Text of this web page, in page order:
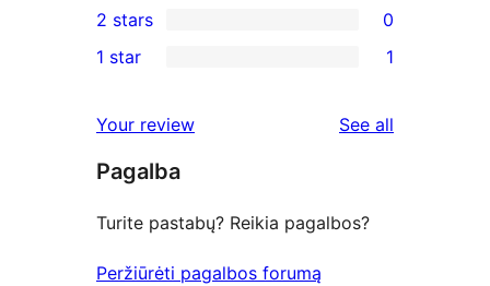
reviews
star
reviews
3-
star
2-
reviews
2 stars 0
star
review
1 star 1
Your review See all
Pagalba
Turite pastabų? Reikia pagalbos?
Peržiūrėti pagalbos forumą